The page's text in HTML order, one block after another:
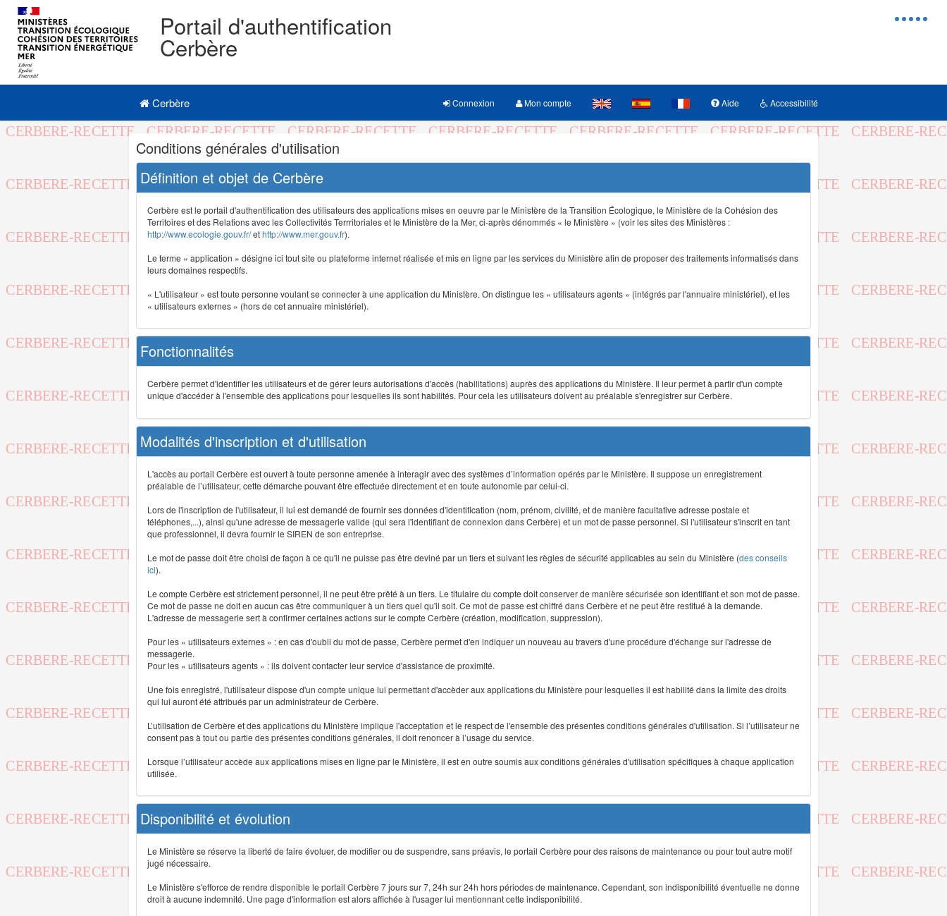
Menu
Portail d'authentification
Cerbère
Navigation
Menu principal
Cerbère Connexion Mon compte Aide Accessibilité
Navigation
et
outils
annexes
Conditions générales d'utilisation
Définition et objet de Cerbère
Cerbère est le portail d'authentification des utilisateurs des applications mises en oeuvre par le Ministère de la Transition Écologique, le Ministère de la Cohésion des
Territoires et des Relations avec les Collectivités Terrritoriales et le Ministère de la Mer, ci-après dénommés « le Ministère » (voir les sites des Ministères :
http://www.ecologie.gouv.fr/ethttp://www.mer.gouv.fr).
Le terme « application » désigne ici tout site ou plateforme internet réalisée et mis en ligne par les services du Ministère afin de proposer des traitements informatisés dans
leurs domaines respectifs.
« L'utilisateur » est toute personne voulant se connecter à une application du Ministère. On distingue les « utilisateurs agents » (intégrés par l'annuaire ministériel), et les
« utilisateurs externes » (hors de cet annuaire ministériel).
Fonctionnalités
Cerbère permet d'identifier les utilisateurs et de gérer leurs autorisations d'accès (habilitations) auprès des applications du Ministère. Il leur permet à partir d'un compte
unique d'accéder à l'ensemble des applications pour lesquelles ils sont habilités. Pour cela les utilisateurs doivent au préalable s'enregistrer sur Cerbère.
Modalités d'inscription et d'utilisation
L'accès au portail Cerbère est ouvert à toute personne amenée à interagir avec des systèmes d’information opérés par le Ministère. Il suppose un enregistrement
préalable de l’utilisateur, cette démarche pouvant être effectuée directement et en toute autonomie par celui-ci.
Lors de l'inscription de l'utilisateur, il lui est demandé de fournir ses données d'identification (nom, prénom, civilité, et de manière facultative adresse postale et
téléphones,...), ainsi qu'une adresse de messagerie valide (qui sera l'identifiant de connexion dans Cerbère) et un mot de passe personnel. Si l'utilisateur s'inscrit en tant
que professionnel, il devra fournir le SIREN de son entreprise.
Le mot de passe doit être choisi de façon à ce qu'il ne puisse pas être deviné par un tiers et suivant les règles de sécurité applicables au sein du Ministère (des conseils
ici).
Le compte Cerbère est strictement personnel, il ne peut être prêté à un tiers. Le titulaire du compte doit conserver de manière sécurisée son identifiant et son mot de passe.
Ce mot de passe ne doit en aucun cas être communiquer à un tiers quel qu'il soit. Ce mot de passe est chiffré dans Cerbère et ne peut être restitué à la demande.
L'adresse de messagerie sert à confirmer certaines actions sur le compte Cerbère (création, modification, suppression).
Pour les « utilisateurs externes » : en cas d'oubli du mot de passe, Cerbère permet d'en indiquer un nouveau au travers d'une procédure d'échange sur l'adresse de
messagerie.
Pour les « utilisateurs agents » : ils doivent contacter leur service d'assistance de proximité.
Une fois enregistré, l'utilisateur dispose d'un compte unique lui permettant d'accèder aux applications du Ministère pour lesquelles il est habilité dans la limite des droits
qui lui auront été attribués par un administrateur de Cerbère.
L’utilisation de Cerbère et des applications du Ministère implique l'acceptation et le respect de l'ensemble des présentes conditions générales d'utilisation. Si l’utilisateur ne
consent pas à tout ou partie des présentes conditions générales, il doit renoncer à l’usage du service.
Lorsque l’utilisateur accède aux applications mises en ligne par le Ministère, il est en outre soumis aux conditions générales d'utilisation spécifiques à chaque application
utilisée.
Disponibilité et évolution
Le Ministère se réserve la liberté de faire évoluer, de modifier ou de suspendre, sans préavis, le portail Cerbère pour des raisons de maintenance ou pour tout autre motif
jugé nécessaire.
Le Ministère s'efforce de rendre disponible le portail Cerbère 7 jours sur 7, 24h sur 24h hors périodes de maintenance. Cependant, son indisponibilité éventuelle ne donne
droit à aucune indemnité. Une page d'information est alors affichée à l'usager lui mentionnant cette indisponibilité.